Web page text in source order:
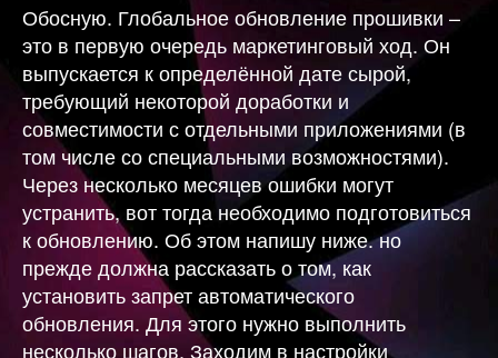
Обосную. Глобальное обновление прошивки –
это в первую очередь маркетинговый ход. Он
выпускается к определённой дате сырой,
требующий некоторой доработки и
совместимости с отдельными приложениями (в
том числе со специальными возможностями).
Через несколько месяцев ошибки могут
устранить, вот тогда необходимо подготовиться
к обновлению. Об этом напишу ниже. но
прежде должна рассказать о том, как
установить запрет автоматического
обновления. Для этого нужно выполнить
несколько шагов. Заходим в настройки